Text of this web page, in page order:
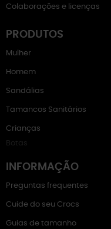
Colaborações e licenças
PRODUTOS
Mulher
Homem
Sandálias
Tamancos Sanitários
Crianças
Botas
INFORMAÇÃO
Preguntas frequentes
Cuide do seu Crocs
Guias de tamanho